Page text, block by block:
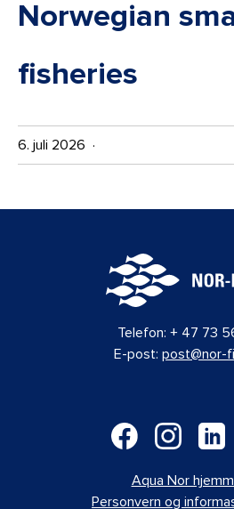
Norwegian
fisheries
6. juli 2026 ·
Telefon: + 47 73
E-post: post@nor-
Aqua Nor
Personvern og